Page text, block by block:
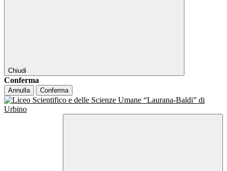
Chiudi
Conferma
Annulla Conferma